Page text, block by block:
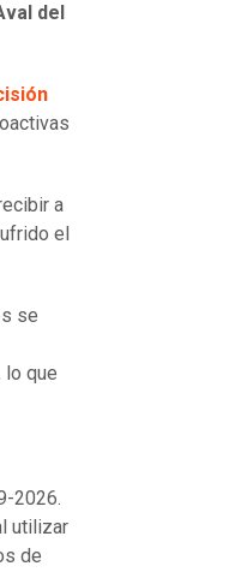
del
a
el
se
lo que
2026.
utilizar
de